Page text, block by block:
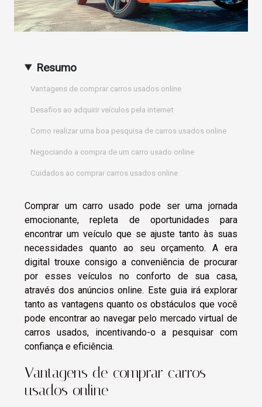
Resumo
Vantagens de comprar carros usados online
Desafios ao adquirir veículos pela internet
Como realizar uma boa pesquisa de carros usados online
Negociando a compra de um carro usado online
Cuidados ao comprar carros usados online
Comprar um carro usado pode ser uma jornada
emocionante, repleta de oportunidades para
encontrar um veículo que se ajuste tanto às suas
necessidades quanto ao seu orçamento. A era
digital trouxe consigo a conveniência de procurar
por esses veículos no conforto de sua casa,
através dos anúncios online. Este guia irá explorar
tanto as vantagens quanto os obstáculos que você
pode encontrar ao navegar pelo mercado virtual de
carros usados, incentivando-o a pesquisar com
confiança e eficiência.
Vantagens de comprar carros
usados online